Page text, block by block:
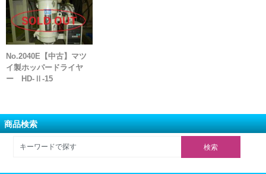
No.2040E【中古】マツ
イ製ホッパードライヤ
ー HD-Ⅱ-15
商品検索